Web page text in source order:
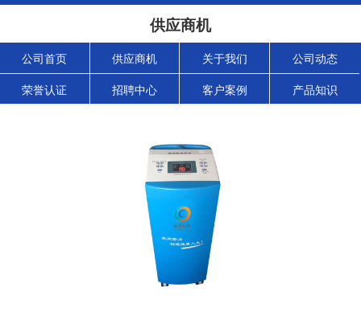
供应商机
公司首页 供应商机 关于我们 公司动态
荣誉认证 招聘中心 客户案例 产品知识